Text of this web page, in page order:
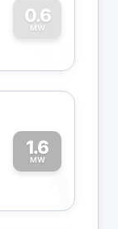
0.6
MW
0
1.6
MW
1